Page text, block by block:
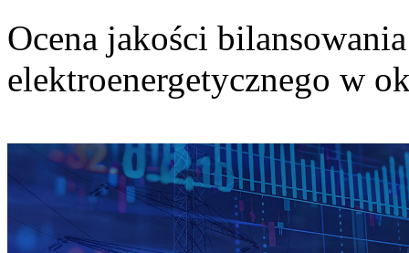
Ocena jakości
elektroenergetycznego w